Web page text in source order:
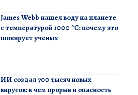
James Webb нашел воду на планете
с температурой 1000 °C: почему это
шокирует ученых
ИИ создал 700 тысяч новых
вирусов: в чем прорыв и опасность